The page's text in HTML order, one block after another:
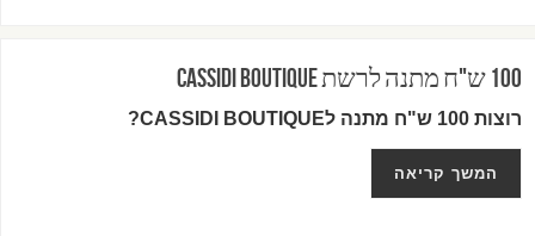
100 ש"ח מתנה לרשת CASSIDI BOUTIQUE
רוצות 100 ש"ח מתנה לCASSIDI BOUTIQUE?
המשך קריאה